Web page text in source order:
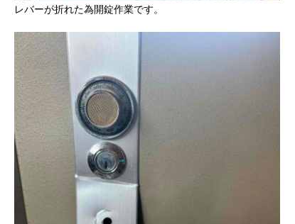
レバーが折れた為開錠作業です。